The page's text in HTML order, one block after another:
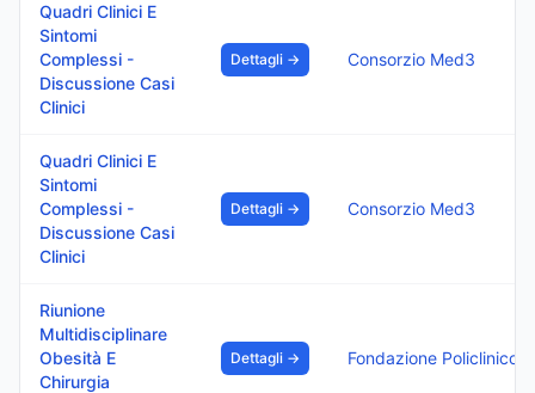
Quadri Clinici E
Sintomi
Complessi -
Discussione Casi
Clinici
Dettagli → Consorzio Med3
Quadri Clinici E
Sintomi
Complessi -
Discussione Casi
Clinici
Dettagli → Consorzio Med3
Riunione
Multidisciplinare
Obesità E
Chirurgia
Dettagli →